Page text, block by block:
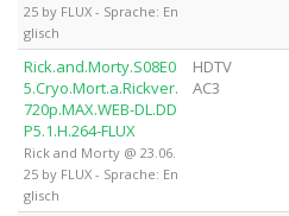
25 by FLUX - Sprache: En
glisch
Rick.and.Morty.S08E0
5.Cryo.Mort.a.Rickver.
720p.MAX.WEB-DL.DD
P5.1.H.264-FLUX
Rick and Morty @ 23.06.
25 by FLUX - Sprache: En
glisch
HDTV
AC3